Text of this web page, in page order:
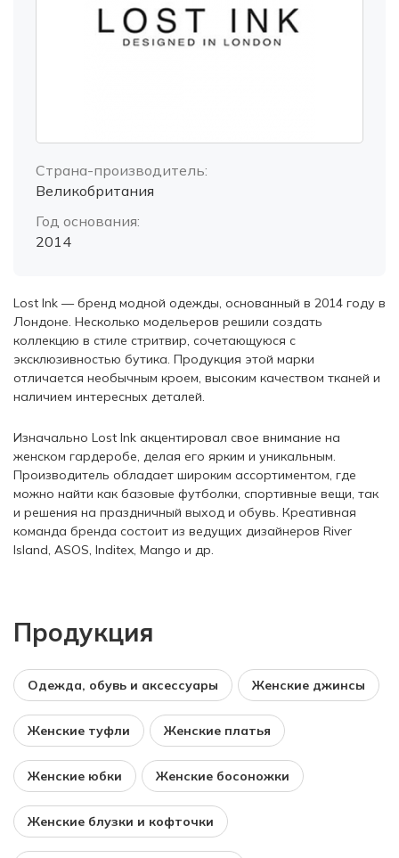
Lost Ink — бренд модной одежды, основанный в 2014 году в
Лондоне. Несколько модельеров решили создать
коллекцию в стиле стритвир, сочетающуюся с
эксклюзивностью бутика. Продукция этой марки
отличается необычным кроем, высоким качеством тканей и
наличием интересных деталей.
Изначально Lost Ink акцентировал свое внимание на
женском гардеробе, делая его ярким и уникальным.
Производитель обладает широким ассортиментом, где
можно найти как базовые футболки, спортивные вещи, так
и решения на праздничный выход и обувь. Креативная
команда бренда состоит из ведущих дизайнеров River
Island, ASOS, Inditex, Mango и др.
Продукция
Одежда, обувь и аксессуары Женские джинсы
Женские туфли Женские платья
Женские юбки Женские босоножки
Женские блузки и кофточки
Страна-производитель:
Великобритания
Год основания:
2014